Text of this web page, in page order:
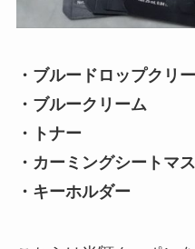
・ブルードロップクリ
・ブルークリーム
・トナー
・カーミングシートマ
・キーホルダー